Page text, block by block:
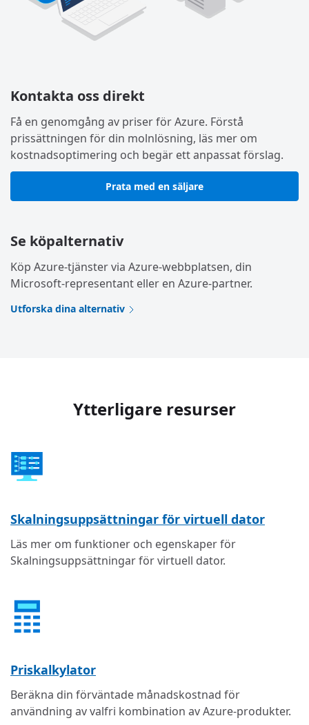
Kontakta oss direkt
Få en genomgång av priser för Azure. Förstå
prissättningen för din molnlösning, läs mer om
kostnadsoptimering och begär ett anpassat förslag.
Prata med en säljare
Se köpalternativ
Köp Azure-tjänster via Azure-webbplatsen, din
Microsoft-representant eller en Azure-partner.
Utforska dina alternativ
Ytterligare resurser
Skalningsuppsättningar för virtuell dator
Läs mer om funktioner och egenskaper för
Skalningsuppsättningar för virtuell dator.
Priskalkylator
Beräkna din förväntade månadskostnad för
användning av valfri kombination av Azure-produkter.